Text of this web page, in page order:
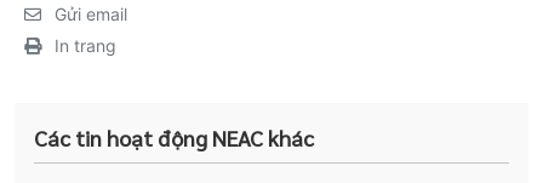
Gửi email
In trang
Các tin hoạt động NEAC khác